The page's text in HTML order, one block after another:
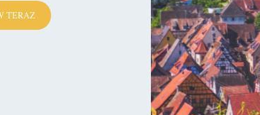
TERAZ